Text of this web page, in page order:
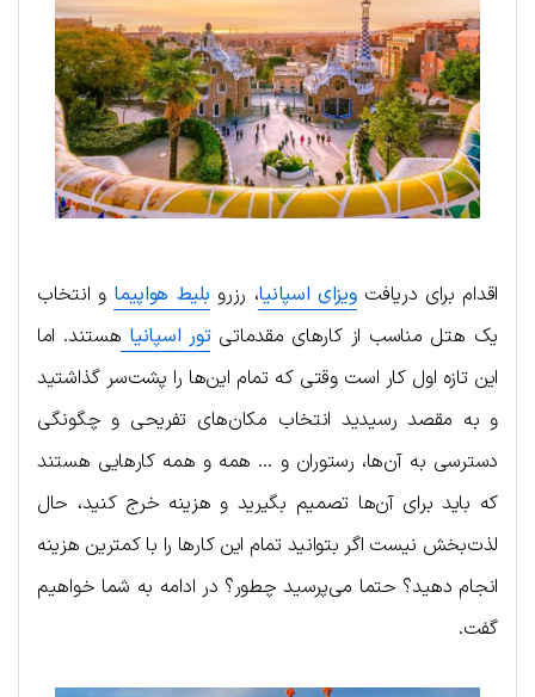
اقدام برای دریافتویزای اسپانیا، رزرو بلیط هواپیما و انتخاب
یک هتل مناسب از کارهای مقدماتیتور اسپانیا هستند. اما
این تازه اول کار است وقتی که تمام این‌ها را پشت‌سر گذاشتید
و به مقصد رسیدید انتخاب مکان‌های تفریحی و چگونگی
دسترسی به آن‌ها، رستوران و … همه و همه کارهایی هستند
که باید برای آن‌ها تصمیم بگیرید و هزینه خرج کنید، حال
لذت‌بخش نیست اگر بتوانید تمام این کارها را با کمترین هزینه
انجام دهید؟ حتما می‌پرسید چطور؟ در ادامه به شما خواهیم
گفت.